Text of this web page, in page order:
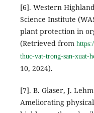
[6]. Western
Science Institute
plant protection in
(Retrieved from
thuc-vat-trong-san-xuat-
10, 2024).
[7]. B. Glaser, J.
Ameliorating